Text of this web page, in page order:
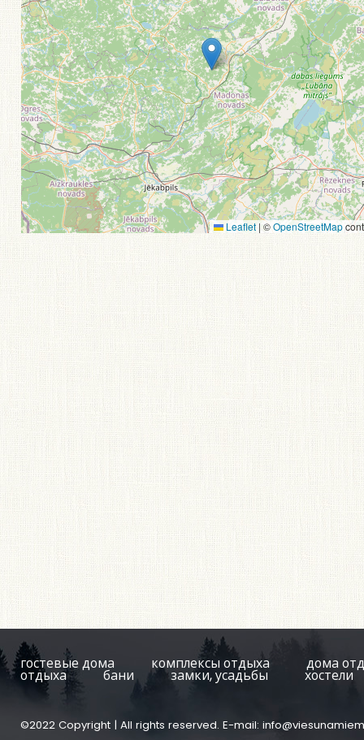
Leaflet | ©OpenStreetMap
гостевые дома комплексы отдыха дома
отдыха бани замки, усадьбы хостели
©2022 Copyright | All rights reserved. E-mail: